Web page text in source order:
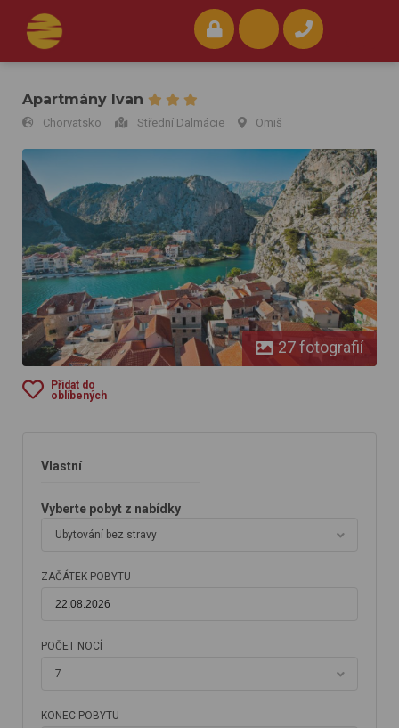
Apartmány Ivan
Chorvatsko Střední Dalmácie Omiš
Apartmány Ivan
27 fotografií
Přidat do
oblíbených
Vlastní
Vyberte pobyt z nabídky
Ubytování bez stravy
ZAČÁTEK POBYTU
POČET NOCÍ
7
KONEC POBYTU